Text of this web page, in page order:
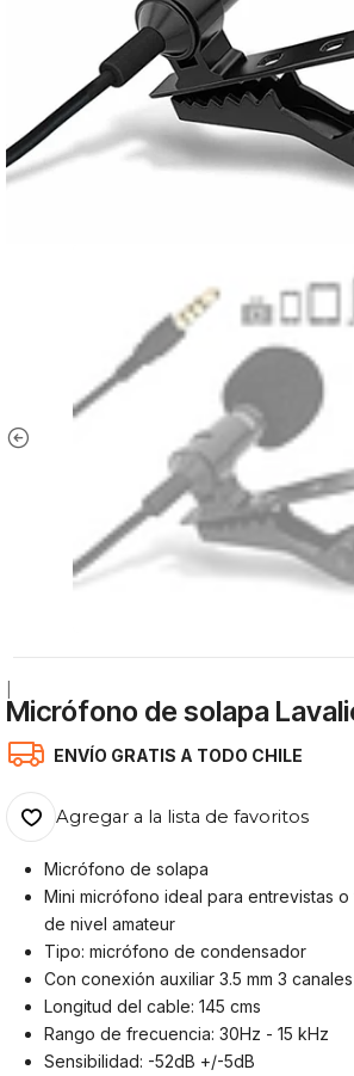
Micrófono de solapa
ENVÍO GRATIS A TODO CHILE
Agregar a la lista de favoritos
Micrófono de solapa
Mini micrófono ideal para entrevistas
de nivel amateur
Tipo: micrófono de condensador
Con conexión auxiliar 3.5 mm 3 canales
Longitud del cable: 145 cms
Rango de frecuencia: 30Hz - 15 kHz
Sensibilidad: -52dB +/-5dB